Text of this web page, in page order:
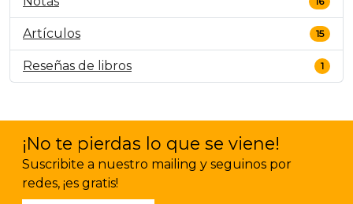
Artículos 15
Reseñas de libros 1
¡No te pierdas lo que se viene!
Suscribite a nuestro mailing y seguinos por
redes, ¡es gratis!